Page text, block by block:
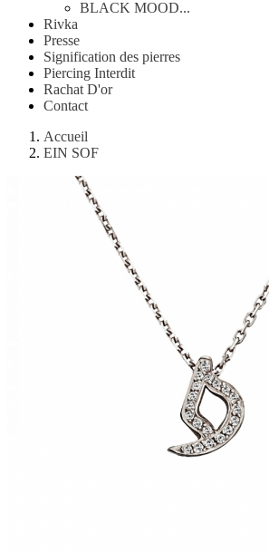
BLACK MOOD...
Rivka
Presse
Signification des pierres
Piercing Interdit
Rachat D'or
Contact
Accueil
EIN SOF